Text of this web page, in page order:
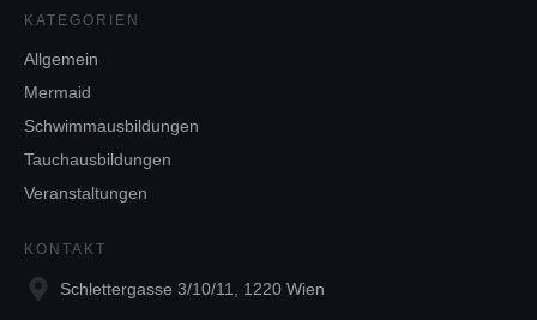
KATEGORIEN
Allgemein
Mermaid
Schwimmausbildungen
Tauchausbildungen
Veranstaltungen
KONTAKT
Schlettergasse 3/10/11, 1220 Wien